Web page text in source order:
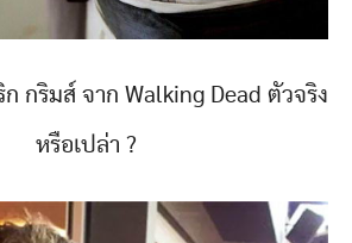
กริมส์ จาก Walking Dead ตัวจริง
หรือเปล่า ?